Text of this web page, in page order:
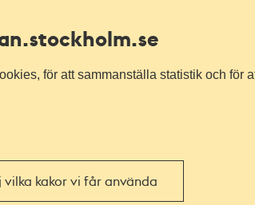
.stockholm.se
för att sammanställa statistik och för
vilka kakor vi får använda